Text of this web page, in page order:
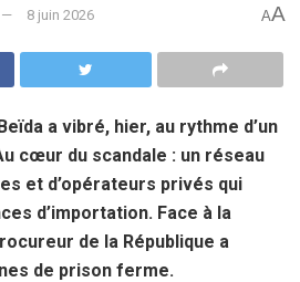
8 juin 2026 AA
a vibré, hier, au rythme d’un
cœur du scandale : un réseau
et d’opérateurs privés qui
d’importation. Face à la
de la République a
de prison ferme.